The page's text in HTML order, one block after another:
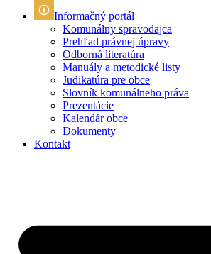
Informačný portál
Komunálny spravodajca
Prehľad právnej úpravy
Odborná literatúra
Manuály a metodické listy
Judikatúra pre obce
Slovník komunálneho práva
Prezentácie
Kalendár obce
Dokumenty
Kontakt